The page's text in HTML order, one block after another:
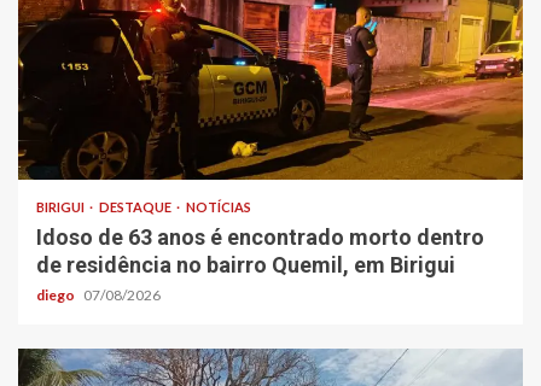
BIRIGUI DESTAQUE NOTÍCIAS
Idoso de 63 anos é encontrado morto dentro
de residência no bairro Quemil, em Birigui
diego 07/08/2026